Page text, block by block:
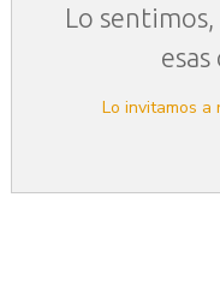
Lo
Lo invitamos a